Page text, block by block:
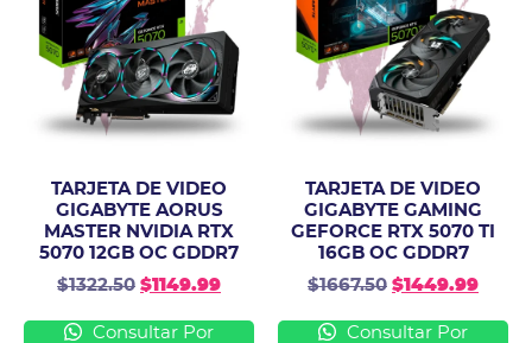
TARJETA DE VIDEO
GIGABYTE AORUS
MASTER NVIDIA RTX
5070 12GB OC GDDR7
$1322.50 $1149.99
Consultar Por
TARJETA DE VIDEO
GIGABYTE GAMING
GEFORCE RTX 5070 TI
16GB OC GDDR7
$1667.50 $1449.99
Consultar Por